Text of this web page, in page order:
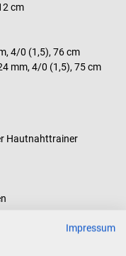
cm
4/0 (1,5), 76 cm
mm, 4/0 (1,5), 75 cm
Hautnahttrainer
Impressum